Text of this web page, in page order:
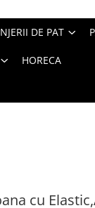
DE PAT
HORECA
cu